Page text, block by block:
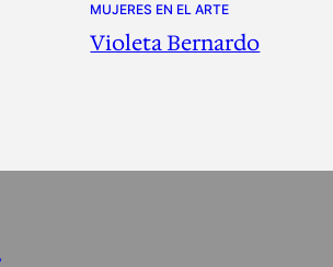
MUJERES EN EL ARTE
Violeta Bernardo